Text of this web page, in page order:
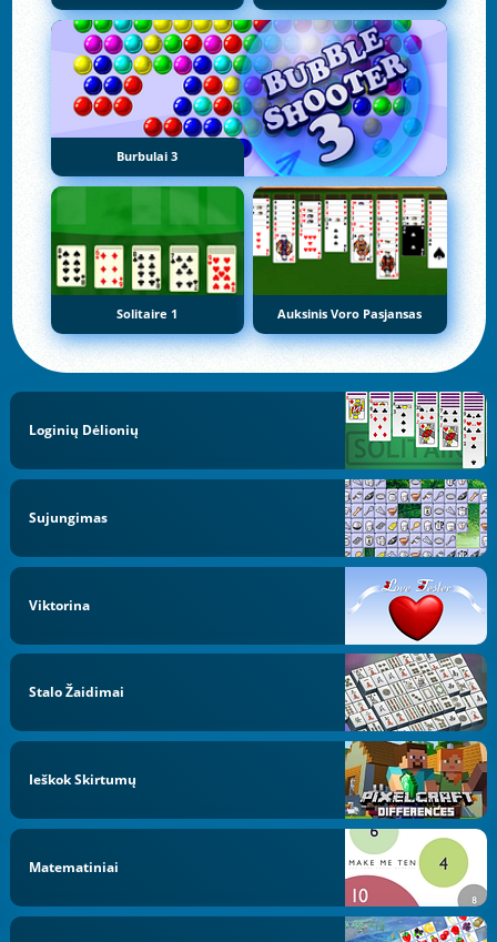
Burbulai 3
Solitaire 1 Auksinis Voro Pasjansas
Loginių Dėlionių
Sujungimas
Viktorina
Stalo Žaidimai
Ieškok Skirtumų
Matematiniai